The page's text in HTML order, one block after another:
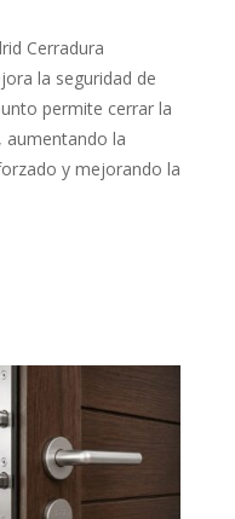
Cerradura
la seguridad de
permite cerrar la
aumentando la
y mejorando la